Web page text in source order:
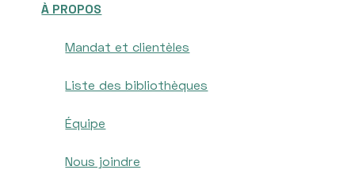
À PROPOS
Mandat et clientèles
Liste des bibliothèques
Équipe
Nous joindre